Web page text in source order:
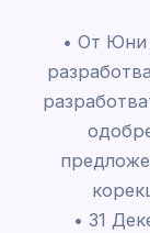
• От Юни
• 31